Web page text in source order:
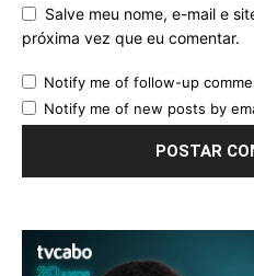
Salve meu nome, e-mail e
próxima vez que eu comentar.
Notify me of follow-up
Notify me of new posts by